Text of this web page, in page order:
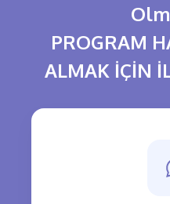
PROGRAM
ALMAK İÇİN